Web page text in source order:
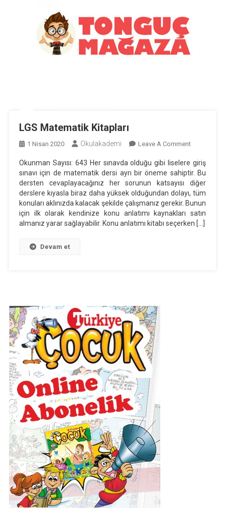
LGS Matematik Kitapları
1 Nisan 2020 Okulakademi Leave A CommentOn
Matematik
Kitapları
Okunman Sayısı: 643 Her sınavda olduğu gibi liselere giriş
sınavı için de matematik dersi ayrı bir öneme sahiptir. Bu
dersten cevaplayacağınız her sorunun katsayısı diğer
derslere kıyasla biraz daha yüksek olduğundan dolayı, tüm
konuları aklınızda kalacak şekilde çalışmanız gerekir. Bunun
için ilk olarak kendinize konu anlatımı kaynakları satın
almanız yarar sağlayabilir. Konu anlatımı kitabı seçerken […]
Devam et